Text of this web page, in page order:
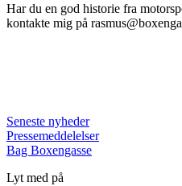
Har du en god historie fra
kontakte mig på
Seneste nyheder
Pressemeddelelser
Bag Boxengasse
Lyt med på